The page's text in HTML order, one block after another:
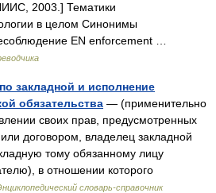
2003.] Тематики
в целом Синонимы
EN enforcement …
закладной и исполнение
обязательства — (применительно
своих прав, предусмотренных
договором, владелец закладной
тому обязанному лицу
в отношении которого
словарь-справочник